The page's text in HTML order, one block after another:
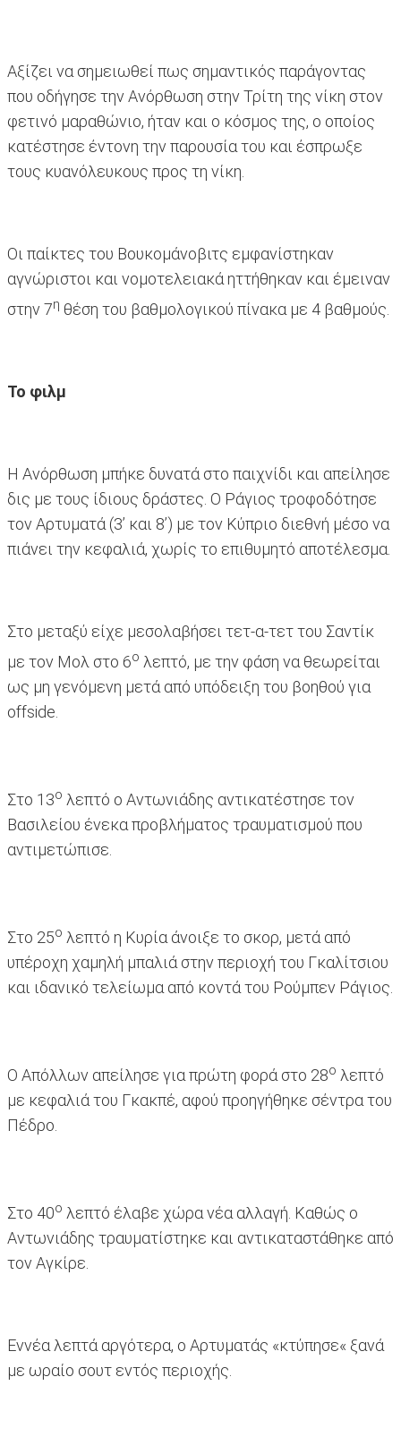
Αξίζει να σημειωθεί πως σημαντικός παράγοντας
που οδήγησε την Ανόρθωση στην Τρίτη της νίκη στον
φετινό μαραθώνιο, ήταν και ο κόσμος της, ο οποίος
κατέστησε έντονη την παρουσία του και έσπρωξε
τους κυανόλευκους προς τη νίκη.
Οι παίκτες του Βουκομάνοβιτς εμφανίστηκαν
αγνώριστοι και νομοτελειακά ηττήθηκαν και έμειναν
στην 7η θέση του βαθμολογικού πίνακα με 4 βαθμούς.
Το φιλμ
Η Ανόρθωση μπήκε δυνατά στο παιχνίδι και απείλησε
δις με τους ίδιους δράστες. Ο Ράγιος τροφοδότησε
τον Αρτυματά (3’ και 8’) με τον Κύπριο διεθνή μέσο να
πιάνει την κεφαλιά, χωρίς το επιθυμητό αποτέλεσμα.
Στο μεταξύ είχε μεσολαβήσει τετ-α-τετ του Σαντίκ
με τον Μολ στο 6ο λεπτό, με την φάση να θεωρείται
ως μη γενόμενη μετά από υπόδειξη του βοηθού για
offside.
Στο 13ο λεπτό ο Αντωνιάδης αντικατέστησε τον
Βασιλείου ένεκα προβλήματος τραυματισμού που
αντιμετώπισε.
Στο 25ο λεπτό η Κυρία άνοιξε το σκορ, μετά από
υπέροχη χαμηλή μπαλιά στην περιοχή του Γκαλίτσιου
και ιδανικό τελείωμα από κοντά του Ρούμπεν Ράγιος.
Ο Απόλλων απείλησε για πρώτη φορά στο 28ο λεπτό
με κεφαλιά του Γκακπέ, αφού προηγήθηκε σέντρα του
Πέδρο.
Στο 40ο λεπτό έλαβε χώρα νέα αλλαγή. Καθώς ο
Αντωνιάδης τραυματίστηκε και αντικαταστάθηκε από
τον Αγκίρε.
Εννέα λεπτά αργότερα, ο Αρτυματάς «κτύπησε« ξανά
με ωραίο σουτ εντός περιοχής.